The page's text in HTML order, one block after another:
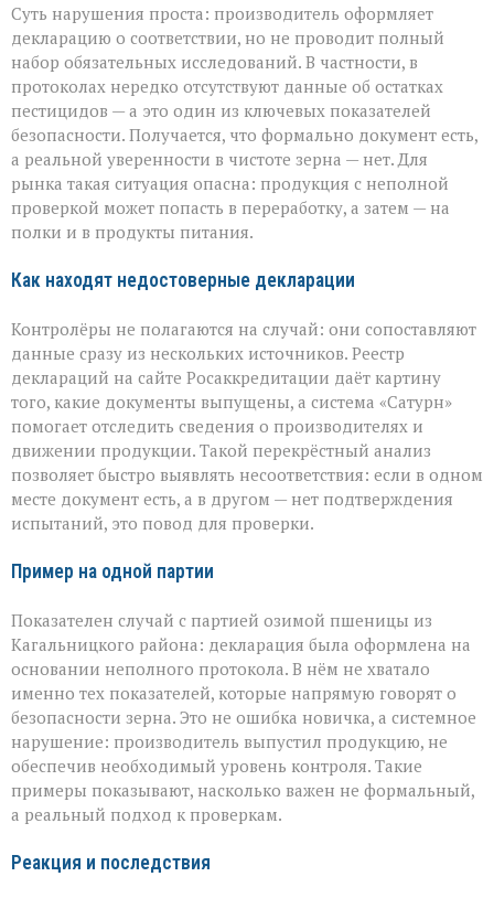
Суть нарушения проста: производитель оформляет
декларацию о соответствии, но не проводит полный
набор обязательных исследований. В частности, в
протоколах нередко отсутствуют данные об остатках
пестицидов — а это один из ключевых показателей
безопасности. Получается, что формально документ есть,
а реальной уверенности в чистоте зерна — нет. Для
рынка такая ситуация опасна: продукция с неполной
проверкой может попасть в переработку, а затем — на
полки и в продукты питания.
Как находят недостоверные декларации
Контролёры не полагаются на случай: они сопоставляют
данные сразу из нескольких источников. Реестр
деклараций на сайте Росаккредитации даёт картину
того, какие документы выпущены, а система «Сатурн»
помогает отследить сведения о производителях и
движении продукции. Такой перекрёстный анализ
позволяет быстро выявлять несоответствия: если в одном
месте документ есть, а в другом — нет подтверждения
испытаний, это повод для проверки.
Пример на одной партии
Показателен случай с партией озимой пшеницы из
Кагальницкого района: декларация была оформлена на
основании неполного протокола. В нём не хватало
именно тех показателей, которые напрямую говорят о
безопасности зерна. Это не ошибка новичка, а системное
нарушение: производитель выпустил продукцию, не
обеспечив необходимый уровень контроля. Такие
примеры показывают, насколько важен не формальный,
а реальный подход к проверкам.
Реакция и последствия